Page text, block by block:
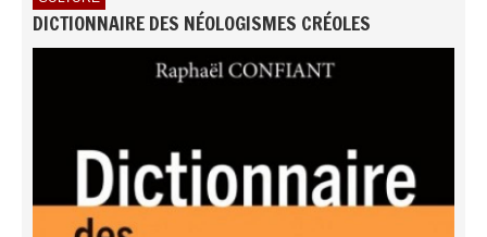
DICTIONNAIRE DES NÉOLOGISMES CRÉOLES